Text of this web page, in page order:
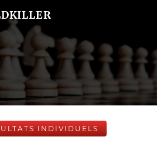
INDIVIDUELS